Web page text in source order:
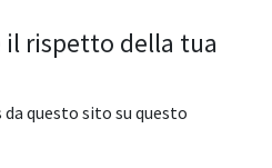
5000ANSI lumens 3LCD
il rispetto della tua
questo sito su questo